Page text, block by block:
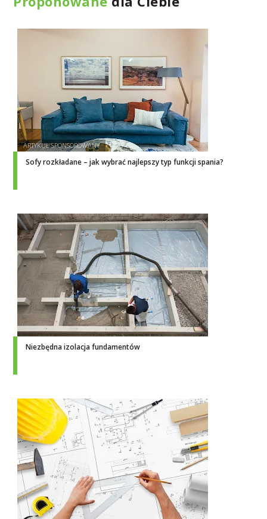
Sofy rozkładane – jak wybrać najlepszy typ funkcji spania?
Niezbędna izolacja fundamentów